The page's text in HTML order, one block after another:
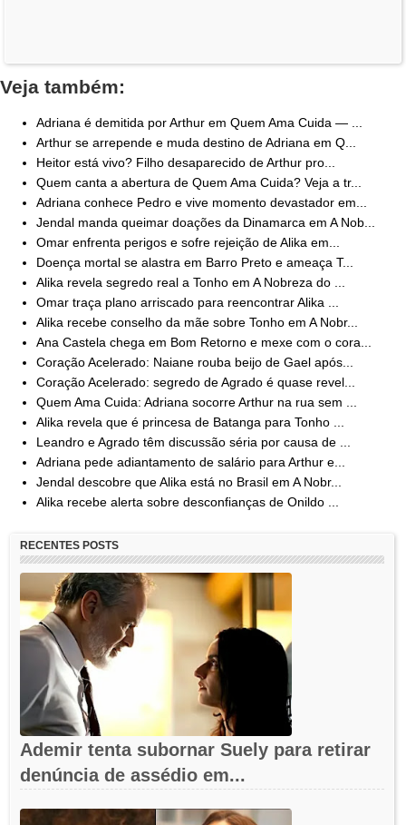
Veja também:
Adriana é demitida por Arthur em Quem Ama Cuida — ...
Arthur se arrepende e muda destino de Adriana em Q...
Heitor está vivo? Filho desaparecido de Arthur pro...
Quem canta a abertura de Quem Ama Cuida? Veja a tr...
Adriana conhece Pedro e vive momento devastador em...
Jendal manda queimar doações da Dinamarca em A Nob...
Omar enfrenta perigos e sofre rejeição de Alika em...
Doença mortal se alastra em Barro Preto e ameaça T...
Alika revela segredo real a Tonho em A Nobreza do ...
Omar traça plano arriscado para reencontrar Alika ...
Alika recebe conselho da mãe sobre Tonho em A Nobr...
Ana Castela chega em Bom Retorno e mexe com o cora...
Coração Acelerado: Naiane rouba beijo de Gael após...
Coração Acelerado: segredo de Agrado é quase revel...
Quem Ama Cuida: Adriana socorre Arthur na rua sem ...
Alika revela que é princesa de Batanga para Tonho ...
Leandro e Agrado têm discussão séria por causa de ...
Adriana pede adiantamento de salário para Arthur e...
Jendal descobre que Alika está no Brasil em A Nobr...
Alika recebe alerta sobre desconfianças de Onildo ...
RECENTES POSTS
Ademir tenta subornar Suely para retirar
denúncia de assédio em...